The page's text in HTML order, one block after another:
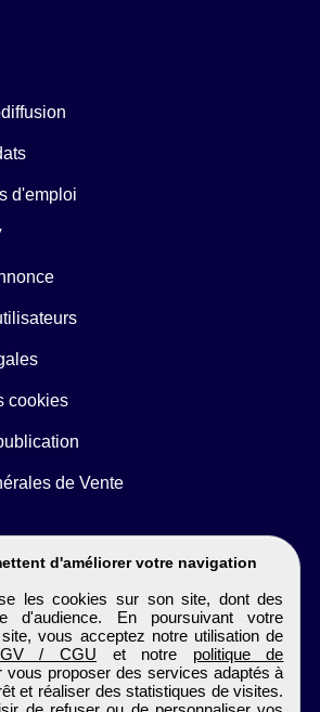
d'améliorer votre navigation
les cookies sur son site, dont des
d'audience. En poursuivant votre
vous acceptez notre utilisation de
/ CGU et notre politique de
vous proposer des services adaptés à
et réaliser des statistiques de visites.
d'emploi
cookies
de Vente